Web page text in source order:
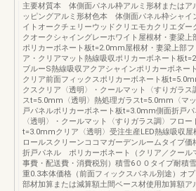
主要材質本 体側面パネル枠アルミ形材またはア
ッピングアルミ形材色本 体側面パネル枠シャイ
イトオークチェリーウッドクリエモカクリエダー
クオークシャイングレーホワイト屋根材・妻梁上
ポリカーボネート板t=2.0mm屋根材・妻梁上部フ
ア・クリアマット熱線吸収ポリカーボネート板
ブルーS熱線吸収アクアシャインポリカーボネー
クリア前面フィックスポリカーボネート板
クスクリア〈透明〉・クールマット〈すりガラス
スt=5.0mm〈透明〉熱処理ガラスt=5.0mm〈マ
戸パネルポリカーボネート板t=3.0mm側面折戸パ
〈透明〉・クールマット〈すりガラス調〉フロー
t=3.0mmクリア〈透明〉受注生産LED熱線吸収屋
ロールスクリーンココマガーデンルームタイプ
折戸パネル ポリカーボネート（クリア／クール
事費・配送費・消費税別）積雪6００タイプ耐積
重0.3本体価格（前面フィックスパネル別途）オ
部材加算または減算額土間ベース材使用加算額ア